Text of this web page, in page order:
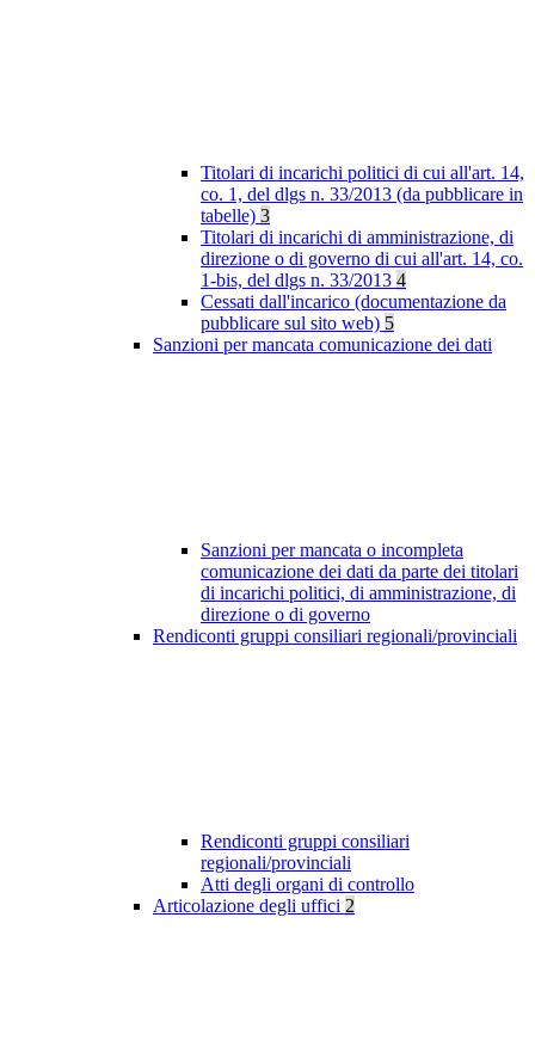
Titolari di incarichi politici di cui all'art. 14,
co. 1, del dlgs n. 33/2013 (da pubblicare in
tabelle) 3
Titolari di incarichi di amministrazione, di
direzione o di governo di cui all'art. 14, co.
1-bis, del dlgs n. 33/2013 4
Cessati dall'incarico (documentazione da
pubblicare sul sito web) 5
Sanzioni per mancata comunicazione dei dati
Sanzioni per mancata o incompleta
comunicazione dei dati da parte dei titolari
di incarichi politici, di amministrazione, di
direzione o di governo
Rendiconti gruppi consiliari regionali/provinciali
Rendiconti gruppi consiliari
regionali/provinciali
Atti degli organi di controllo
Articolazione degli uffici 2